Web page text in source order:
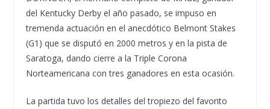
del Kentucky Derby el año pasado, se impuso en
tremenda actuación en el anecdótico Belmont Stakes
(G1) que se disputó en 2000 metros y en la pista de
Saratoga, dando cierre a la Triple Corona
Norteamericana con tres ganadores en esta ocasión.
La partida tuvo los detalles del tropiezo del favorito